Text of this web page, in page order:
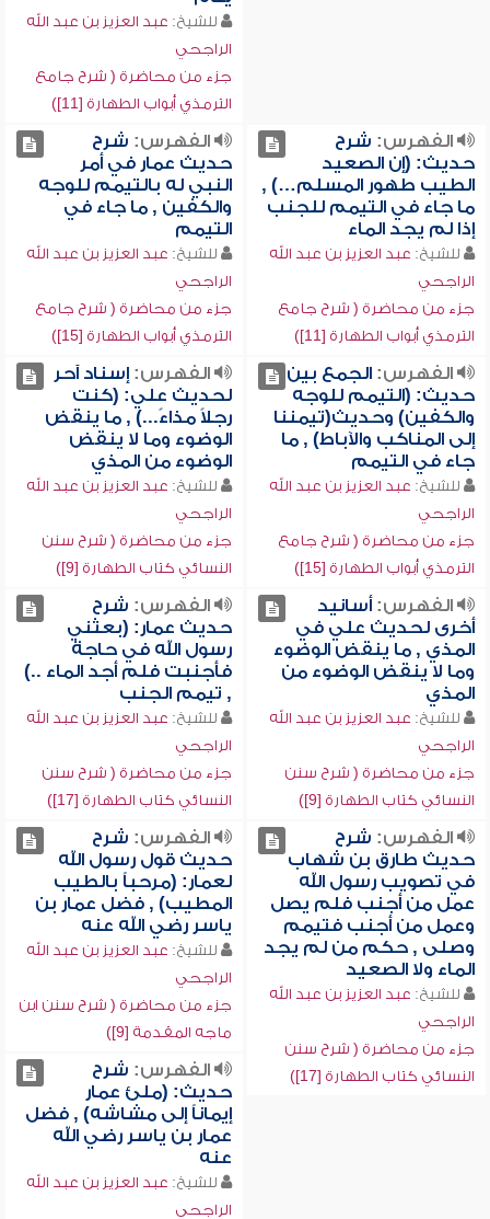
للشيخ: عبد العزيز بن عبد الله
الراجحي
جزء من محاضرة ( شرح جامع
الترمذي أبواب الطهارة [11])
الفهرس: شرح
حديث: (إن الصعيد
الطيب طهور المسلم…) ,
ما جاء في التيمم للجنب
إذا لم يجد الماء
للشيخ: عبد العزيز بن عبد الله
الراجحي
جزء من محاضرة ( شرح جامع
الترمذي أبواب الطهارة [11])
الفهرس: شرح
حديث عمار في أمر
النبي له بالتيمم للوجه
والكفين , ما جاء في
التيمم
للشيخ: عبد العزيز بن عبد الله
الراجحي
جزء من محاضرة ( شرح جامع
الترمذي أبواب الطهارة [15])
الفهرس:الجمع بين
حديث: (التيمم للوجه
والكفين) وحديث(تيمننا
إلى المناكب والآباط) , ما
جاء في التيمم
للشيخ: عبد العزيز بن عبد الله
الراجحي
جزء من محاضرة ( شرح جامع
الترمذي أبواب الطهارة [15])
الفهرس:إسناد آحر
لحديث علي: (كنت
رجلاً مذاءً...) , ما ينقض
الوضوء وما لا ينقض
الوضوء من المذي
للشيخ: عبد العزيز بن عبد الله
الراجحي
جزء من محاضرة ( شرح سنن
النسائي كتاب الطهارة [9])
الفهرس:أسانيد
أخرى لحديث علي في
المذي , ما ينقض الوضوء
وما لا ينقض الوضوء من
المذي
للشيخ: عبد العزيز بن عبد الله
الراجحي
جزء من محاضرة ( شرح سنن
النسائي كتاب الطهارة [9])
الفهرس: شرح
حديث عمار: (بعثني
رسول الله في حاجة
فأجنبت فلم أجد الماء ..)
, تيمم الجنب
للشيخ: عبد العزيز بن عبد الله
الراجحي
جزء من محاضرة ( شرح سنن
النسائي كتاب الطهارة [17])
الفهرس: شرح
حديث طارق بن شهاب
في تصويب رسول الله
عمل من أجنب فلم يصل
وعمل من أجنب فتيمم
وصلى , حكم من لم يجد
الماء ولا الصعيد
للشيخ: عبد العزيز بن عبد الله
الراجحي
جزء من محاضرة ( شرح سنن
النسائي كتاب الطهارة [17])
الفهرس: شرح
حديث قول رسول الله
لعمار: (مرحباً بالطيب
المطيب) , فضل عمار بن
ياسر رضي الله عنه
للشيخ: عبد العزيز بن عبد الله
الراجحي
جزء من محاضرة ( شرح سنن ابن
ماجه المقدمة [9])
الفهرس: شرح
حديث: (ملئ عمار
إيماناً إلى مشاشه) , فضل
عمار بن ياسر رضي الله
عنه
للشيخ: عبد العزيز بن عبد الله
الراجحي